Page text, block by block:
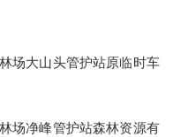
大山头管护站原临时车
净峰管护站森林资源有